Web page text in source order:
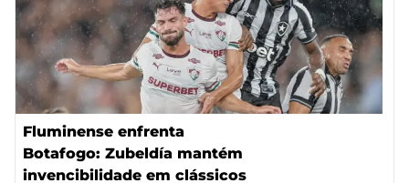
Fluminense enfrenta
Botafogo: Zubeldía mantém
invencibilidade em clássicos